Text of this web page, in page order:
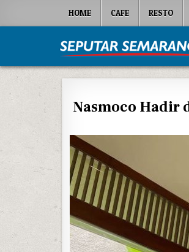
HOME CAFE RESTO
Seputar Semarang
Nasmoco Hadir